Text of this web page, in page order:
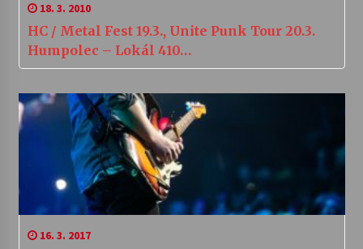
18. 3. 2010
HC / Metal Fest 19.3., Unite Punk Tour 20.3.
Humpolec – Lokál 410…
16. 3. 2017